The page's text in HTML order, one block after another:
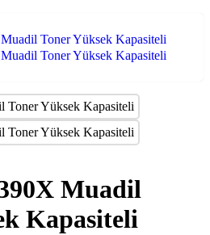
Muadil
Kapasiteli